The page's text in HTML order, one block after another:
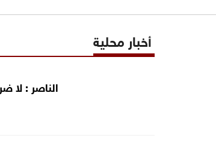
أخبار محلية
الناصر : لا